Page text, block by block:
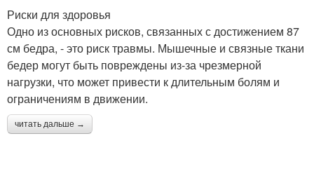
Риски для здоровья
Одно из основных рисков, связанных с достижением 87
см бедра, - это риск травмы. Мышечные и связные ткани
бедер могут быть повреждены из-за чрезмерной
нагрузки, что может привести к длительным болям и
ограничениям в движении.
читать дальше →